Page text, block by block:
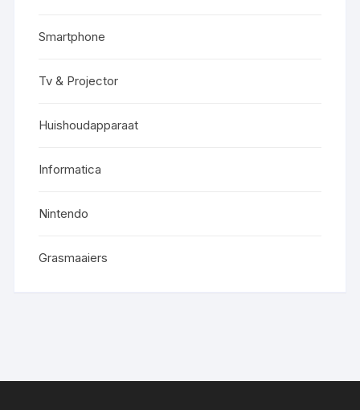
Smartphone
Tv & Projector
Huishoudapparaat
Informatica
Nintendo
Grasmaaiers